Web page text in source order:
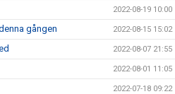
2022-08-19 10:00
gången 2022-08-15 15:02
2022-08-07 21:55
2022-08-01 11:05
2022-07-18 09:22